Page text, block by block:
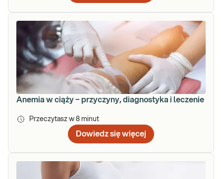
Anemia w ciąży − przyczyny, diagnostyka i leczenie
Przeczytasz w 8 minut
Dowiedz się więcej